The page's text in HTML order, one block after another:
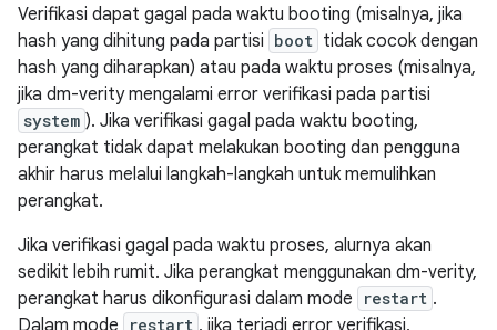
Verifikasi dapat gagal pada waktu booting (misalnya, jika
hash yang dihitung pada partisi boot tidak cocok dengan
hash yang diharapkan) atau pada waktu proses (misalnya,
jika dm-verity mengalami error verifikasi pada partisi
system ). Jika verifikasi gagal pada waktu booting,
perangkat tidak dapat melakukan booting dan pengguna
akhir harus melalui langkah-langkah untuk memulihkan
perangkat.
Jika verifikasi gagal pada waktu proses, alurnya akan
sedikit lebih rumit. Jika perangkat menggunakan dm-verity,
perangkat harus dikonfigurasi dalam mode
restart .
Dalam mode
restart , jika terjadi error verifikasi,